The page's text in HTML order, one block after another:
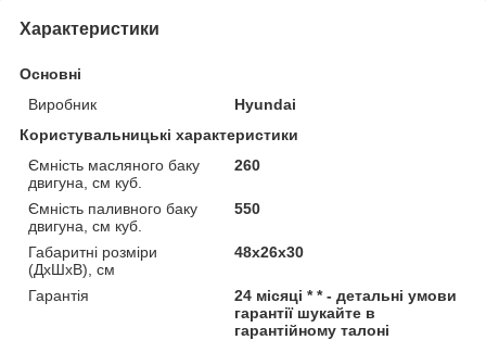
Характеристики
Основні
Виробник
Hyundai
Користувальницькі характеристики
Ємність масляного баку
двигуна, см куб.
260
Ємність паливного баку
двигуна, см куб.
550
Габаритні розміри
(ДхШхВ), см
48х26х30
Гарантія
24 місяці * * - детальні умови
гарантії шукайте в
гарантійному талоні